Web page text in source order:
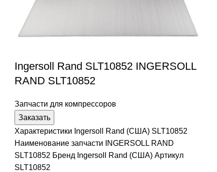
Ingersoll Rand SLT10852 INGERSOLL
RAND SLT10852
Запчасти для компрессоров
Заказать
Характеристики Ingersoll Rand (США) SLT10852
Наименование запчасти INGERSOLL RAND
SLT10852 Бренд Ingersoll Rand (США) Артикул
SLT10852